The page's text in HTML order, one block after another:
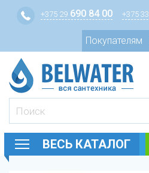
+375 29 690 84 00 +375 33
Покупателям
ВЕСЬ КАТАЛОГ